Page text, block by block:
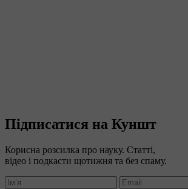
Підписатися на Куншт
Корисна розсилка про науку. Статті,
відео і подкасти щотижня та без спаму.